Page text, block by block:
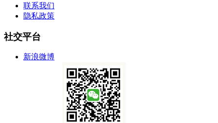
联系我们
隐私政策
社交平台
新浪微博